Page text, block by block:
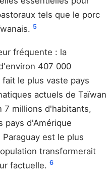
tels que le porc
5
fréquente : la
407 000
le plus vaste pays
actuels de Taïwan
7 millions d'habitants,
pays d'Amérique
est le plus
transformerait
factuelle. 6